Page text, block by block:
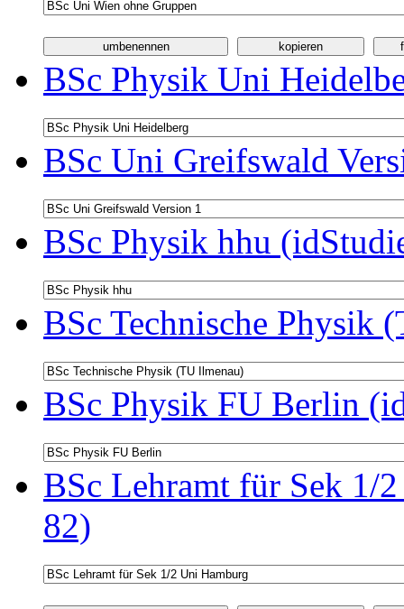
BSc Physik Uni
BSc Uni Greifswald
BSc Physik hhu
BSc Technische Physik
BSc Physik FU Berlin
BSc Lehramt für Sek 1/
82)